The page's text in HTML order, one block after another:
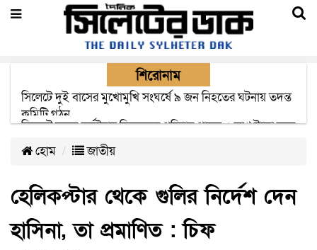
শিরোনাম
সিলেটে সড়ক দুর্ঘটনায় নিহতদের পরিবার পাচ্ছে ৫ লাখ টাকা করে
সরকারি অনুদান
হোম জাতীয়
হেলিকপ্টার থেকে গুলির নির্দেশ দেন
হাসিনা, তা প্রমাণিত : চিফ